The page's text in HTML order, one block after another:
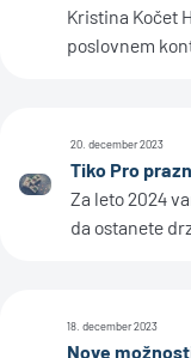
Kristina Kočet
poslovnem
20. december 2023
Tiko Pro
Za leto 2024
da ostanete
18. december 2023
Nove